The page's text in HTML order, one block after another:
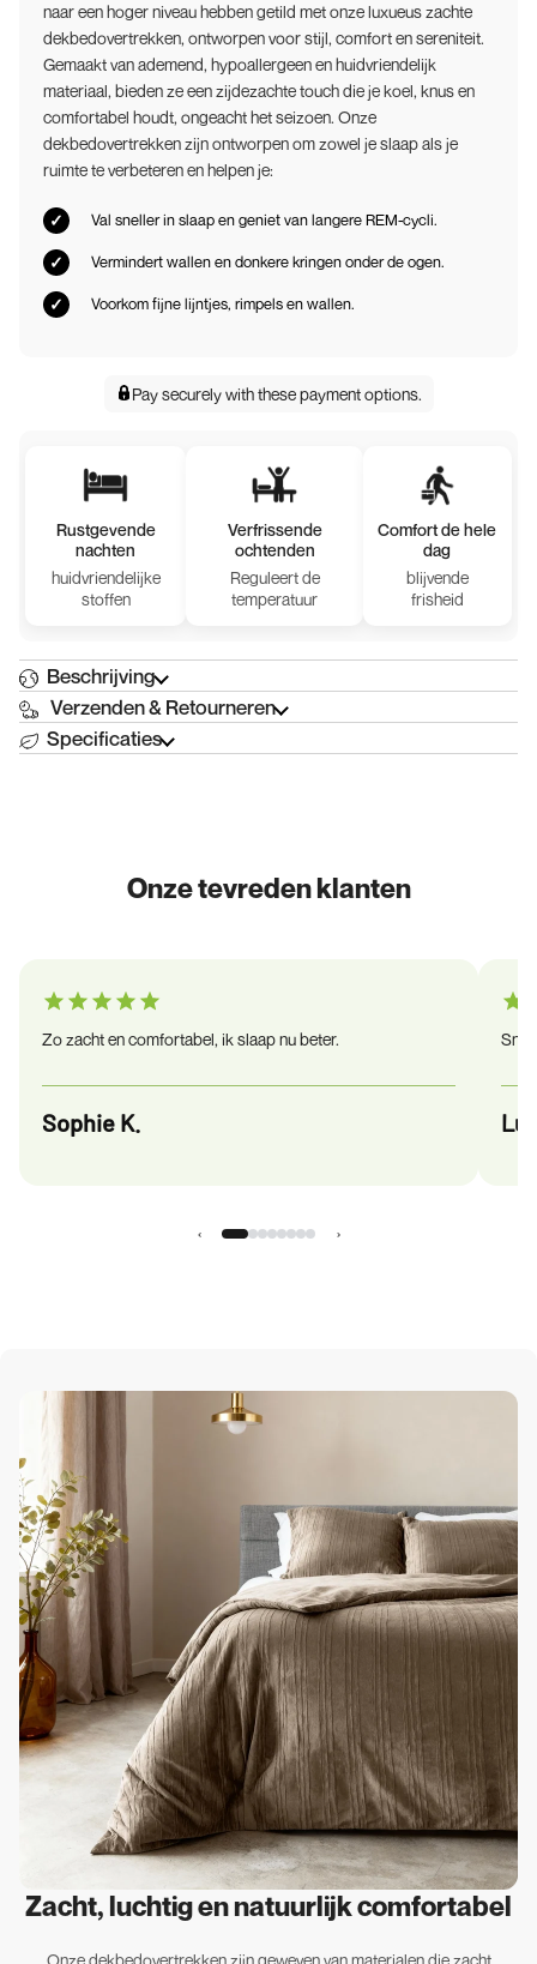
naar een hoger niveau hebben getild met onze luxueus zachte
dekbedovertrekken, ontworpen voor stijl, comfort en sereniteit.
Gemaakt van ademend, hypoallergeen en huidvriendelijk
materiaal, bieden ze een zijdezachte touch die je koel, knus en
comfortabel houdt, ongeacht het seizoen. Onze
dekbedovertrekken zijn ontworpen om zowel je slaap als je
ruimte te verbeteren en helpen je:
Val sneller in slaap en geniet van langere REM-cycli.
Vermindert wallen en donkere kringen onder de ogen.
Voorkom fijne lijntjes, rimpels en wallen.
Pay securely withthese payment options.
Rustgevende
nachten
huidvriendelijke
stoffen
Verfrissende
ochtenden
Reguleert de
temperatuur
Comfort de hele
dag
blijvende
frisheid
Beschrijving
Verzenden & Retourneren
Specificaties
Onze tevreden klanten
Zo zacht en comfortabel, ik slaap nu beter.
Sophie K.
Snel
‹ ›
Zacht, luchtig en natuurlijk comfortabel
Onze dekbedovertrekken zijn geweven van materialen die zacht